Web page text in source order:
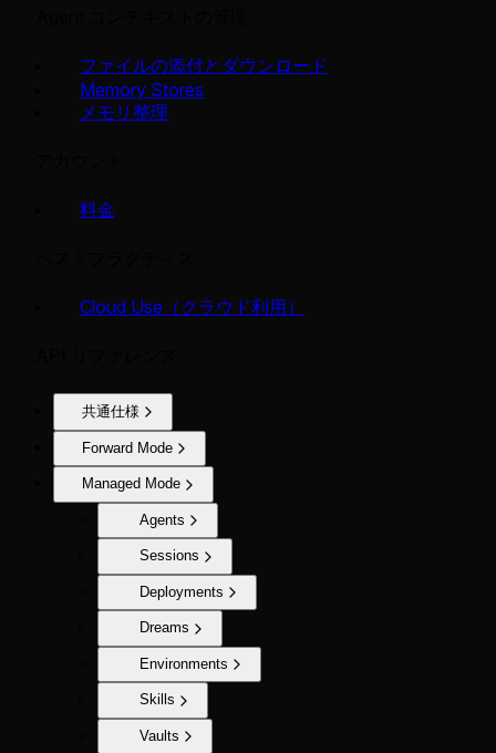
ファイルの添付とダウンロード
Memory Stores
メモリ整理
料金
Cloud Use（クラウド利用）
共通仕様
Forward Mode
Managed Mode
Agents
Sessions
Deployments
Dreams
Environments
Skills
Vaults